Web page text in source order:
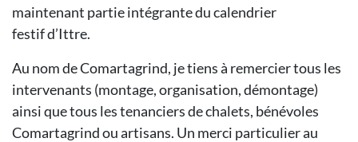
maintenant partie intégrante du calendrier
festif d’Ittre.
Au nom de Comartagrind, je tiens à remercier tous les
intervenants (montage, organisation, démontage)
ainsi que tous les tenanciers de chalets, bénévoles
Comartagrind ou artisans. Un merci particulier au